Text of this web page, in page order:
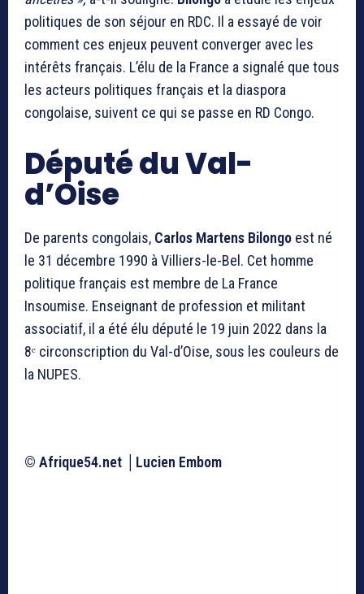
politiques de son séjour en RDC. Il a essayé de voir
comment ces enjeux peuvent converger avec les
intérêts français. L’élu de la France a signalé que tous
les acteurs politiques français et la diaspora
congolaise, suivent ce qui se passe en RD Congo.
Député du Val-
d’Oise
De parents congolais, Carlos Martens Bilongo est né
le 31 décembre 1990 à Villiers-le-Bel. Cet homme
politique français est membre de La France
Insoumise. Enseignant de profession et militant
associatif, il a été élu député le 19 juin 2022 dans la
8ᵉ circonscription du Val-d’Oise, sous les couleurs de
la NUPES.
© Afrique54.net │Lucien Embom